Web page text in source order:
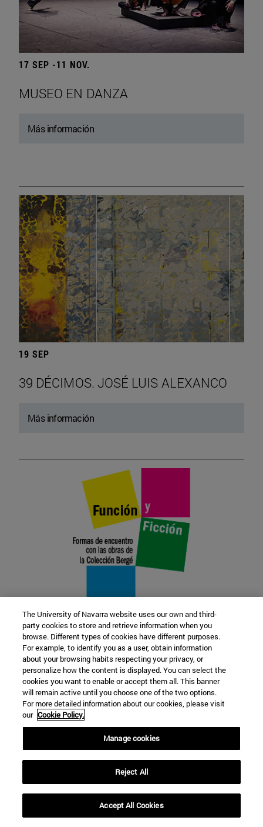
17 SEP -11 NOV.
MUSEO EN DANZA
Más información
19 SEP
39 DÉCIMOS. JOSÉ LUIS ALEXANCO
Más información
22 SEP
FUNCIÓN Y FICCIÓN. Varios artistas
Más información
The University of Navarra website uses our own and third-
party cookies to store and retrieve information when you
browse. Different types of cookies have different purposes.
For example, to identify you as a user, obtain information
about your browsing habits respecting your privacy, or
personalize how the content is displayed. You can select the
cookies you want to enable or accept them all. This banner
will remain active until you choose one of the two options.
For more detailed information about our cookies, please visit
our Cookie Policy.
Manage cookies
Reject All
Accept All Cookies